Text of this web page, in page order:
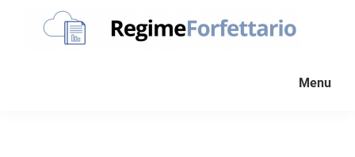
Menu